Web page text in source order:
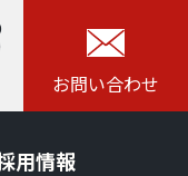
お問い合わせ
用情報